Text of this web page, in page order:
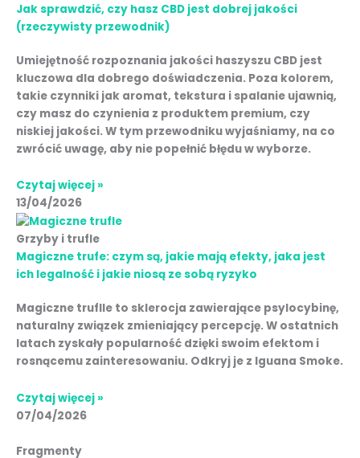
Jak sprawdzić, czy hasz CBD jest dobrej jakości
(rzeczywisty przewodnik)
Umiejętność rozpoznania jakości haszyszu CBD jest
kluczowa dla dobrego doświadczenia. Poza kolorem,
takie czynniki jak aromat, tekstura i spalanie ujawnią,
czy masz do czynienia z produktem premium, czy
niskiej jakości. W tym przewodniku wyjaśniamy, na co
zwrócić uwagę, aby nie popełnić błędu w wyborze.
Czytaj więcej »
13/04/2026
Grzyby i trufle
Magiczne trufe: czym są, jakie mają efekty, jaka jest
ich legalność i jakie niosą ze sobą ryzyko
Magiczne truflle to sklerocja zawierające psylocybinę,
naturalny związek zmieniający percepcję. W ostatnich
latach zyskały popularność dzięki swoim efektom i
rosnącemu zainteresowaniu. Odkryj je z Iguana Smoke.
Czytaj więcej »
07/04/2026
Fragmenty